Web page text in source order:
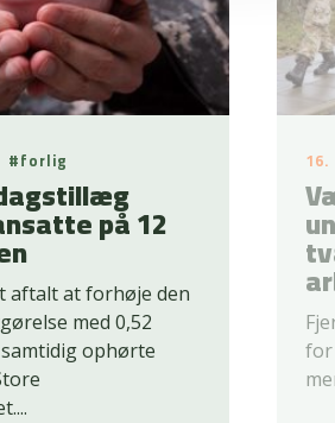
#forlig
på 12
aftalt at forhøje den
med 0,52
ophørte
16.
for